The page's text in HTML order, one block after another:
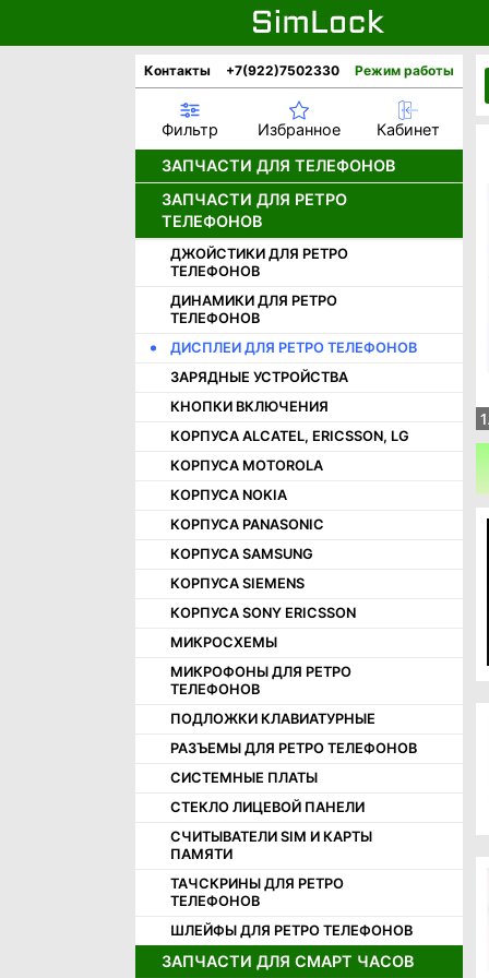
Контакты +7(922)7502330 Режим работы
Фильтр Избранное
Кабинет
ЗАПЧАСТИ ДЛЯ ТЕЛЕФОНОВ
АККУМУЛЯТОРЫ
ДИСПЛЕИ
ДИНАМИКИ
НИЖНИЕ ПЛАТЫ И РАЗЪЕМЫ
ШЛЕЙФЫ
КОРПУСНЫЕ ЧАСТИ APPLE
КОРПУСНЫЕ ЧАСТИ HUAWEI /
МИКРОФОНЫ
СЧИТЫВАТЕЛИ SIM И КАРТ ПАМЯТИ
ТАЧСКРИНЫ
ЗАПЧАСТИ ДЛЯ РЕТРО
ТЕЛЕФОНОВ
ДЖОЙСТИКИ ДЛЯ РЕТРО
ТЕЛЕФОНОВ
ДИНАМИКИ ДЛЯ РЕТРО
ТЕЛЕФОНОВ
ДИСПЛЕИ ДЛЯ РЕТРО ТЕЛЕФОНОВ
ЗАРЯДНЫЕ УСТРОЙСТВА
КНОПКИ ВКЛЮЧЕНИЯ
КОРПУСА ALCATEL, ERICSSON, LG
КОРПУСА MOTOROLA
КОРПУСА NOKIA
КОРПУСА PANASONIC
КОРПУСА SAMSUNG
КОРПУСА SIEMENS
КОРПУСА SONY ERICSSON
МИКРОСХЕМЫ
МИКРОФОНЫ ДЛЯ РЕТРО
ТЕЛЕФОНОВ
ПОДЛОЖКИ КЛАВИАТУРНЫЕ
РАЗЪЕМЫ ДЛЯ РЕТРО ТЕЛЕФОНОВ
СИСТЕМНЫЕ ПЛАТЫ
СТЕКЛО ЛИЦЕВОЙ ПАНЕЛИ
СЧИТЫВАТЕЛИ SIM И КАРТЫ
ПАМЯТИ
ТАЧСКРИНЫ ДЛЯ РЕТРО
ТЕЛЕФОНОВ
ШЛЕЙФЫ ДЛЯ РЕТРО ТЕЛЕФОНОВ
ЗАПЧАСТИ ДЛЯ СМАРТ ЧАСОВ